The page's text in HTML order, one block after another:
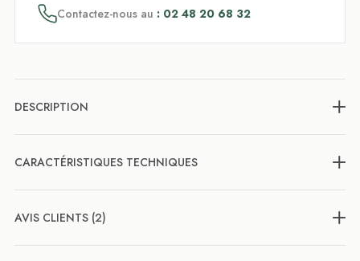
Contactez-nous au : 02 48 20 68 32
DESCRIPTION
CARACTÉRISTIQUES TECHNIQUES
AVIS CLIENTS (2)